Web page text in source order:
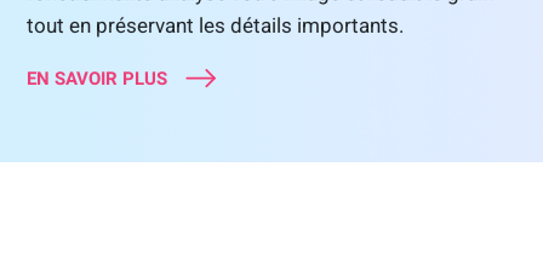
tout en préservant les détails importants.
EN SAVOIR PLUS